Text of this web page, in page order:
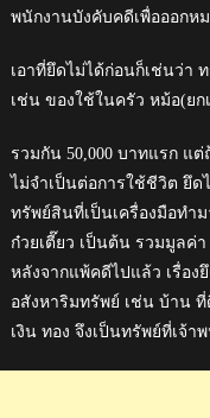
พนักงานบังคับคดีเพื่อออกห
เอาที่ยึดไม่ได้ก่อนก็เช่นว่า
เช่น ของใช้ในครัว หม้อ(ยก
รวมกัน 50,000 บาทแรก แ
ไม่จำเป็นต่อการใช้ชีวิต ยึด
ทรัพย์สินที่เป็นเครื่องมือทำ
ก๋วยเตี๊ยว เป็นต้น รวมมูลค่า
หลังจากแพ้คดีไปแล้ว เรื่อง
อสังหาริมทรัพย์ เช่น บ้าน
เงิน ทอง จึงเป็นทรัพย์ที่เจ้า